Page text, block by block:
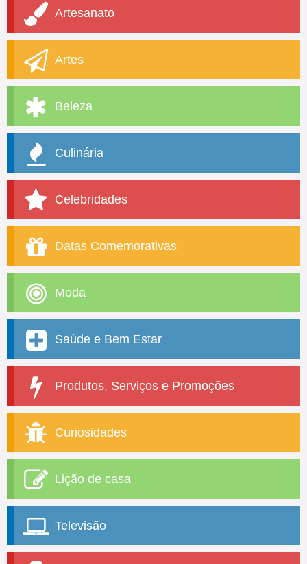
Artesanato
Artes
Beleza
Culinária
Celebridades
Datas Comemorativas
Moda
Saúde e Bem Estar
Produtos, Serviços e Promoções
Curiosidades
Lição de casa
Televisão